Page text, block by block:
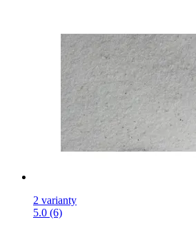
2 varianty
5.0 (6)